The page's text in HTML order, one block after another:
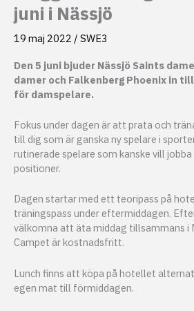
juni i Nässjö
19 maj 2022 / SWE3
Den 5 juni bjuder Nässjö Saints
damer och Falkenberg Phoenix in
för damspelare.
Fokus under dagen är att prata och
till dig som är ganska ny spelare i
rutinerade spelare som kanske vill
positioner.
Dagen startar med ett teoripass på
träningspass under eftermiddagen.
välkomna att äta middag tillsammans i
Campet är kostnadsfritt.
Lunch finns att köpa på hotellet
egen mat till förmiddagen.